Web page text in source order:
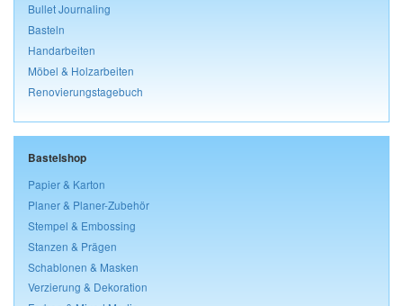
Bullet Journaling
Basteln
Handarbeiten
Möbel & Holzarbeiten
Renovierungstagebuch
Bastelshop
Papier & Karton
Planer & Planer-Zubehör
Stempel & Embossing
Stanzen & Prägen
Schablonen & Masken
Verzierung & Dekoration